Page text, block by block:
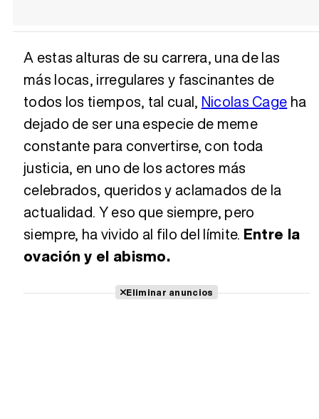
A estas alturas de su carrera, una de las
más locas, irregulares y fascinantes de
todos los tiempos, tal cual, Nicolas Cage ha
dejado de ser una especie de meme
constante para convertirse, con toda
justicia, en uno de los actores más
celebrados, queridos y aclamados de la
actualidad. Y eso que siempre, pero
siempre, ha vivido al filo del límite. Entre la
ovación y el abismo.
Eliminar anuncios